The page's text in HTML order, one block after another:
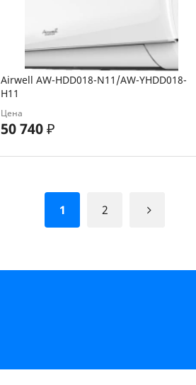
Airwell AW-HDD018-N11/AW-YHDD018-
H11
Цена
50 740₽
1 2